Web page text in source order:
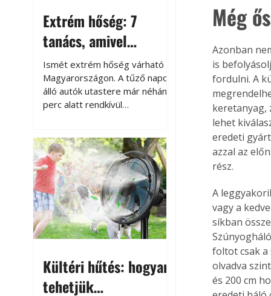
Extrém hőség: 7
tanács, amivel
megóvhatjuk
autónkat a nyári
károktól
Ismét extrém hőség várható
Magyarországon. A tűző napon
álló autók utastere már néhány
perc alatt rendkívül
megközelítheti. Ez nemcsak a
beszállást teszi kellemetlenné,
hanem az autó állapotára és a
benne hagyott tárgyakra is
káros hatással lehet. Néhány
egyszerű óvintézkedéssel
azonban jelentősen
csökkenthetjük a hőség káros
Kültéri hűtés: hogyan
tehetjük
Még
Azonban
is
fordulni. A
keretanyag,
lehet
eredeti
azzal az
rész.
A
vagy a
síkban
foltot csak a
olvadva
és 200 cm